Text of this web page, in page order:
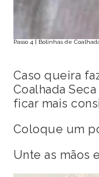
Passo 4 | Bolinhas de
Caso queira
Coalhada
ficar mais
Coloque um
Unte as mãos